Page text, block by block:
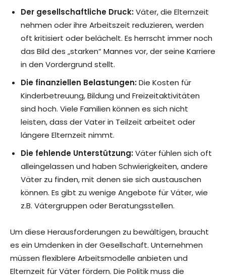
Der gesellschaftliche Druck:Väter, die Elternzeit
nehmen oder ihre Arbeitszeit reduzieren, werden
oft kritisiert oder belächelt. Es herrscht immer noch
das Bild des „starken“ Mannes vor, der seine Karriere
in den Vordergrund stellt.
Die finanziellen Belastungen:Die Kosten für
Kinderbetreuung, Bildung und Freizeitaktivitäten
sind hoch. Viele Familien können es sich nicht
leisten, dass der Vater in Teilzeit arbeitet oder
längere Elternzeit nimmt.
Die fehlende Unterstützung:Väter fühlen sich oft
alleingelassen und haben Schwierigkeiten, andere
Väter zu finden, mit denen sie sich austauschen
können. Es gibt zu wenige Angebote für Väter, wie
z.B. Vätergruppen oder Beratungsstellen.
Um diese Herausforderungen zu bewältigen, braucht
es ein Umdenken in der Gesellschaft. Unternehmen
müssen flexiblere Arbeitsmodelle anbieten und
Elternzeit für Väter fördern. Die Politik muss die